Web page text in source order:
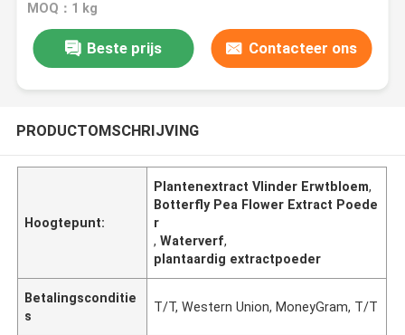
MOQ：1 kg
Beste prijs Contacteer ons
PRODUCTOMSCHRIJVING
Hoogtepunt:
Plantenextract Vlinder Erwtbloem,
Botterfly Pea Flower Extract Poede
r
,Waterverf,
plantaardig extractpoeder
Betalingsconditie
s
T/T, Western Union, MoneyGram, T/T